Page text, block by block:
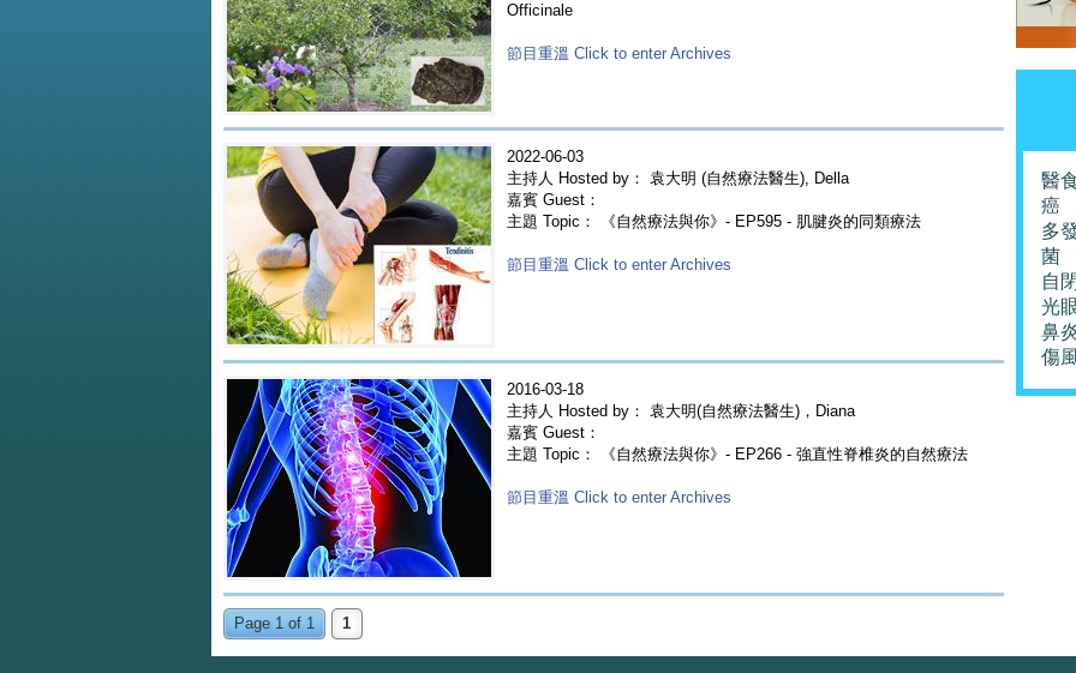
Officinale
節目重溫 Click to enter Archives
2022-06-03
主持人 Hosted by： 袁大明 (自然療法醫生), Della
嘉賓 Guest：
主題 Topic： 《自然療法與你》- EP595 - 肌腱炎的同類療法
節目重溫 Click to enter Archives
2016-03-18
主持人 Hosted by： 袁大明(自然療法醫生)，Diana
嘉賓 Guest：
主題 Topic： 《自然療法與你》- EP266 - 強直性脊椎炎的自然療法
節目重溫 Click to enter Archives
Page 1 of 1 1
醫
癌
多
菌
自
光
鼻
傷